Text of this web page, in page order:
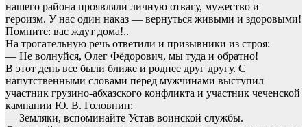
нашего района проявляли личную отвагу, мужество и
героизм. У нас один наказ — вернуться живыми и здоровыми!
Помните: вас ждут дома!..
На трогательную речь ответили и призывники из строя:
— Не волнуйся, Олег Фёдорович, мы туда и обратно!
В этот день все были ближе и роднее друг другу. С
напутственными словами перед мужчинами выступил
участник грузино-абхазского конфликта и участник чеченской
кампании Ю. В. Головнин:
— Земляки, вспоминайте Устав воинской службы.